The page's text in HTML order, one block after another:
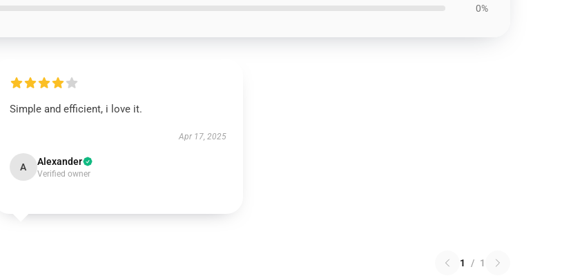
0%
Simple and efficient, i love it.
Apr 17, 2025
A Alexander
Verified owner
1 / 1